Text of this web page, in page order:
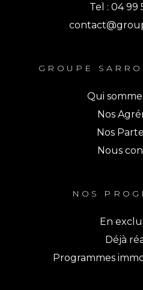
Tel : 04 99
GROUPE
Qui
Nos
Nos
Nous
NOS
En
Déjà
Programmes